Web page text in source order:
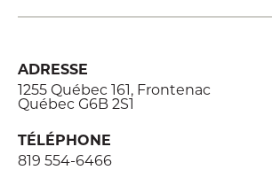
ADRESSE
1255 Québec 161, Frontenac
Québec G6B 2S1
TÉLÉPHONE
819 554-6466